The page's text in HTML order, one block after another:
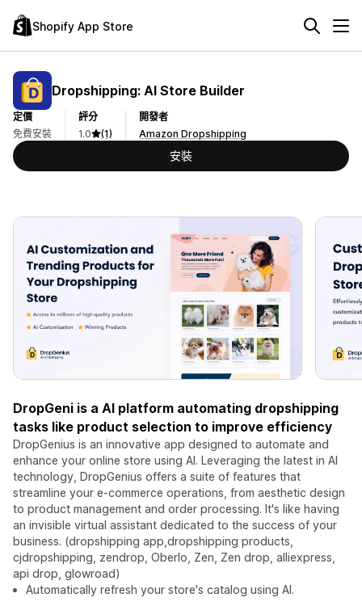
Shopify App Store
Dropshipping: AI Store Builder
定價
免費安裝
評分
1.0
(1)
開發者
Amazon Dropshipping
安裝
DropGeni is a AI platform automating dropshipping
tasks like product selection to improve efficiency
DropGenius is an innovative app designed to automate and
enhance your online store using AI. Leveraging the latest in AI
technology, DropGenius offers a suite of features that
streamline your e-commerce operations, from aesthetic design
to product management and order processing. It's like having
an invisible virtual assistant dedicated to the success of your
business. (dropshipping app,dropshipping products,
cjdropshipping, zendrop, Oberlo, Zen, Zen drop, alliexpress,
api drop, glowroad)
Automatically refresh your store's catalog using AI.